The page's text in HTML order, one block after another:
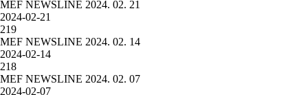
MEF NEWSLINE 2024. 02. 21
2024-02-21
219
MEF NEWSLINE 2024. 02. 14
2024-02-14
218
MEF NEWSLINE 2024. 02. 07
2024-02-07